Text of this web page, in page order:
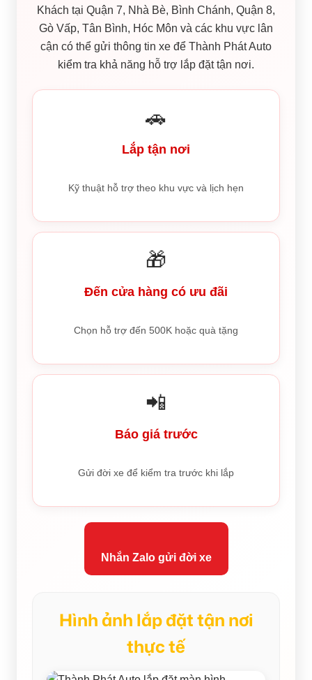
Khách tại Quận 7, Nhà Bè, Bình Chánh, Quận 8,
Gò Vấp, Tân Bình, Hóc Môn và các khu vực lân
cận có thể gửi thông tin xe để Thành Phát Auto
kiểm tra khả năng hỗ trợ lắp đặt tận nơi.
🚗
Lắp tận nơi
Kỹ thuật hỗ trợ theo khu vực và lịch hẹn
🎁
Đến cửa hàng có ưu đãi
Chọn hỗ trợ đến 500K hoặc quà tặng
📲
Báo giá trước
Gửi đời xe để kiểm tra trước khi lắp
Nhắn Zalo gửi đời xe
Hình ảnh lắp đặt tận nơi
thực tế